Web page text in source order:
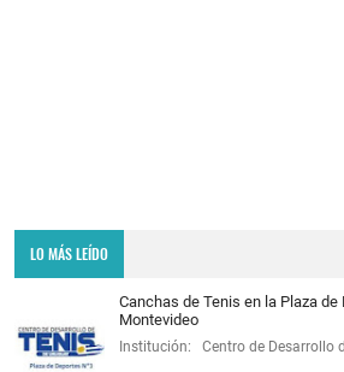
LO MÁS LEÍDO
Canchas de Tenis en la Plaza de
Montevideo
Institución: Centro de Desarrollo